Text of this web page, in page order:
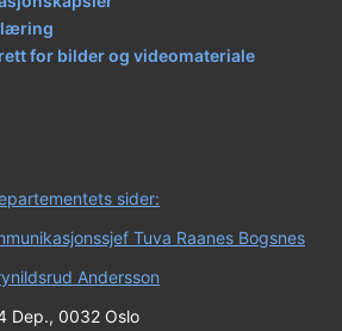
for bilder og videomateriale
sider:
Tuva Raanes Bogsnes
Andersson
Dep., 0032 Oslo